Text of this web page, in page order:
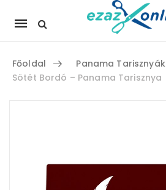
Mobile
navigation
Főoldal Panama Tarisznyák
Sötét Bordó – Panama Tarisznya